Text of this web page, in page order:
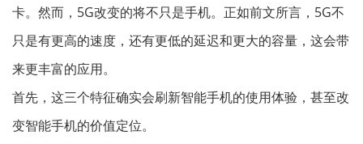
卡。然而，5G改变的将不只是手机。正如前文所言，5G不
只是有更高的速度，还有更低的延迟和更大的容量，这会带
来更丰富的应用。
首先，这三个特征确实会刷新智能手机的使用体验，甚至改
变智能手机的价值定位。